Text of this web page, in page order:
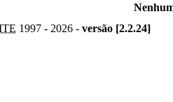
1997 - 2026 - versão [2.2.24]